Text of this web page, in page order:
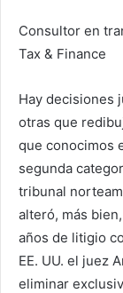
Consultor en
Tax & Finance
Hay decisiones
otras que
que conocimos
segunda
tribunal
alteró, más
años de litigio
EE. UU. el juez
eliminar